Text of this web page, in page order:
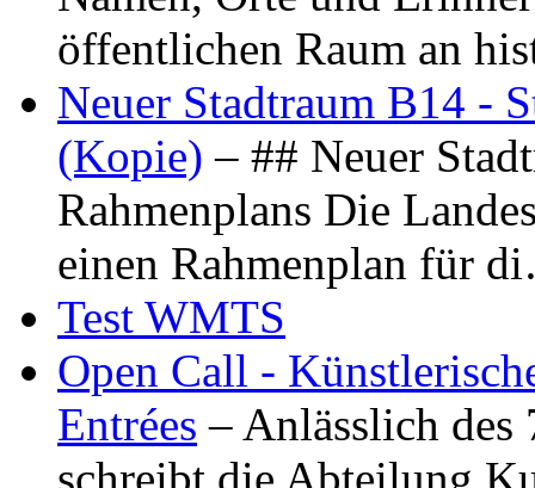
öffentlichen Raum an
Neuer Stadtraum B14 -
(Kopie) – ## Neuer
Rahmenplans Die
einen Rahmenplan für
Test WMTS
Open Call -
Entrées – Anlässlich
schreibt die Abteilung